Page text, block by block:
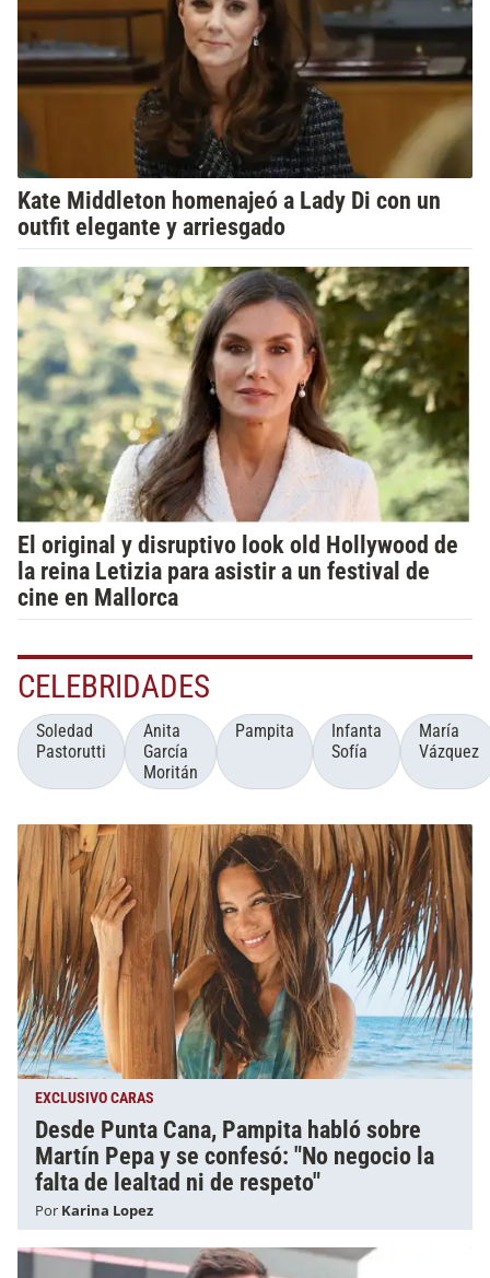
Kate Middleton homenajeó a Lady Di con un
outfit elegante y arriesgado
El original y disruptivo look old Hollywood de
la reina Letizia para asistir a un festival de
cine en Mallorca
CELEBRIDADES
Soledad
Pastorutti
Anita
García
Moritán
Pampita
Infanta
Sofía
María
Vázquez
EXCLUSIVO CARAS
Desde Punta Cana, Pampita habló sobre
Martín Pepa y se confesó: "No negocio la
falta de lealtad ni de respeto"
Por Karina Lopez